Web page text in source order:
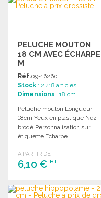
Demander un devis
PELUCHE MOUTON
18 CM AVEC ÉCHARPE
M
Réf.09-16260
Stock : 2 418 articles
Dimensions : 18 cm
Peluche mouton Longueur:
18cm Yeux en plastique Nez
brodé Personnalisation sur
étiquette Echarpe...
A PARTIR DE
6,10 € HT
COMMANDER